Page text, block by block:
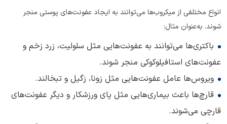
انواع مختلفی از میکروب‌ها می‌توانند به ایجاد عفونت‌های پوستی منجر
شوند. به‌عنوان مثال:
باکتری‌ها می‌توانند به عفونت‌هایی مثل سلولیت، زرد زخم و
عفونت‌های استافیلوکوکی ‌منجر شوند.
ویروس‌ها عامل عفونت‌هایی مثل زونا، زگیل و تبخالند.
قارچ‌ها باعث بیماری‌هایی مثل پای ورزشکار و دیگر عفونت‌های
قارچی می‌شوند.